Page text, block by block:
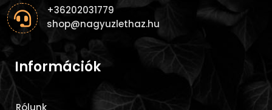

+36202031779
shop@nagyuzlethaz.hu
Információk
Rólunk